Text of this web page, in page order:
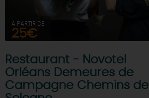
À PARTIR DE
25€
Restaurant - Novotel
Orléans Demeures de
Campagne Chemins de